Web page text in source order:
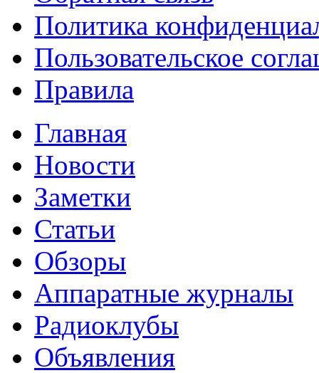
Политика
Пользовательское
Правила
Главная
Новости
Заметки
Статьи
Обзоры
Аппаратные журналы
Радиоклубы
Объявления